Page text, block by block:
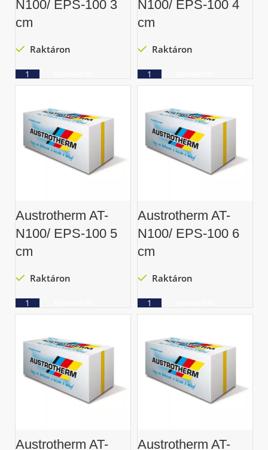
N100/ EPS-100 3
cm
Raktáron
N100/ EPS-100 4
cm
Raktáron
Austrotherm AT-
N100/ EPS-100 5
cm
Raktáron
Austrotherm AT-
N100/ EPS-100 6
cm
Raktáron
Austrotherm AT-
Austrotherm AT-